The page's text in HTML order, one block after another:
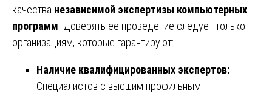
качества независимой экспертизы компьютерных
программ . Доверять ее проведение следует только
организациям, которые гарантируют:
Наличие квалифицированных экспертов:
Специалистов с высшим профильным